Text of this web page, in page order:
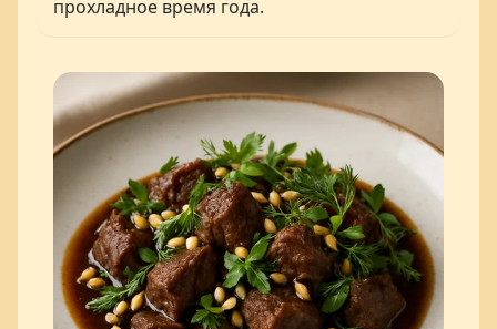
прохладное время года.